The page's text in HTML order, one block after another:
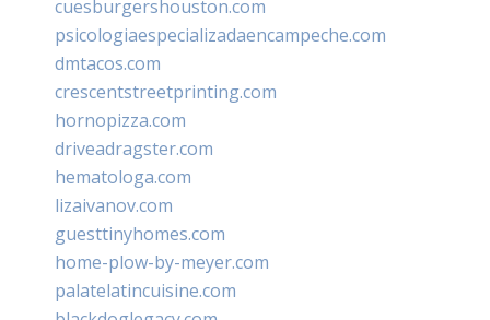
cuesburgershouston.com
psicologiaespecializadaencampeche.com
dmtacos.com
crescentstreetprinting.com
hornopizza.com
driveadragster.com
hematologa.com
lizaivanov.com
guesttinyhomes.com
home-plow-by-meyer.com
palatelatincuisine.com